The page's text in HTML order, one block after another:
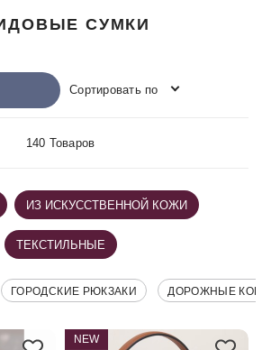
СУМКИ
Сортировать по
140 Товаров
ИЗ ИСКУССТВЕННОЙ КОЖИ
ТЕКСТИЛЬНЫЕ
ГОРОДСКИЕ РЮКЗАКИ ДОРОЖНЫЕ
NEW